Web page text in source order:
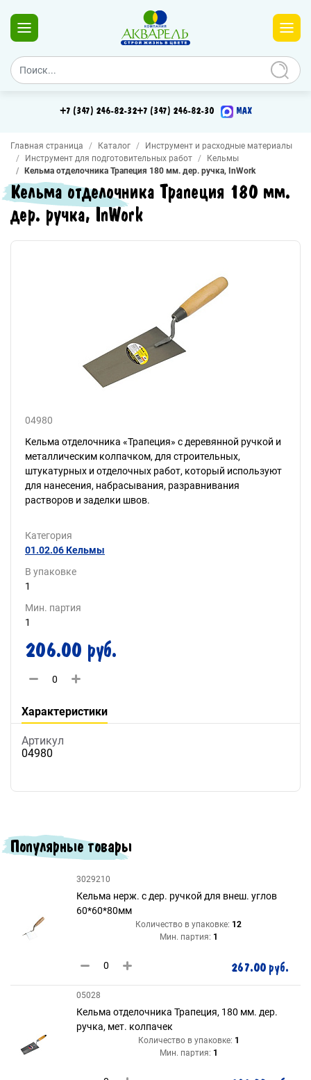
+7 (347) 246-82-32+7 (347) 246-82-30 MAX
Главная страница Каталог
Инструмент и расходные материалы
Инструмент для подготовительных работ
Кельмы
Кельма отделочника Трапеция 180 мм. дер. ручка, InWork
Кельма отделочника Трапеция 180 мм.
дер. ручка, InWork
04980
Кельма отделочника «Трапеция» с деревянной ручкой и
металлическим колпачком, для строительных,
штукатурных и отделочных работ, который используют
для нанесения, набрасывания, разравнивания
растворов и заделки швов.
Категория
01.02.06 Кельмы
В упаковке
1
Мин. партия
1
206.00 руб.
Характеристики
Артикул
04980
Популярные товары
3029210
Кельма нерж. с дер. ручкой для внеш. углов
60*60*80мм
Количество в упаковке: 12
Мин. партия: 1
267.00 руб.
05028
Кельма отделочника Трапеция, 180 мм. дер.
ручка, мет. колпачек
Количество в упаковке: 1
Мин. партия: 1